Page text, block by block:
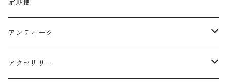
クリスマスリース
フラワーボックス
ミニフレーム
定期便
アンティーク
花器
アクセサリー